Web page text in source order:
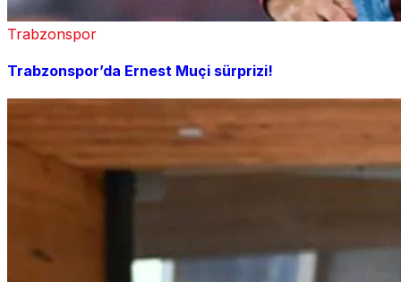
Trabzonspor
Trabzonspor’da Ernest Muçi sürprizi!